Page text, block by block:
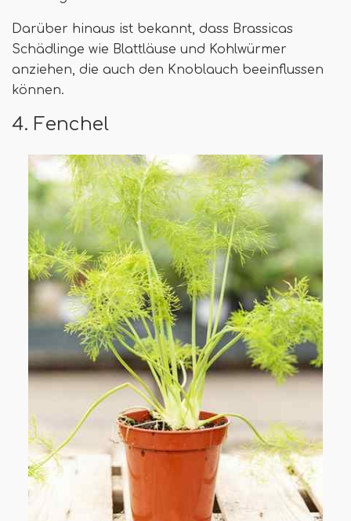
Darüber hinaus ist bekannt, dass Brassicas
Schädlinge wie Blattläuse und Kohlwürmer
anziehen, die auch den Knoblauch beeinflussen
können.
4. Fenchel